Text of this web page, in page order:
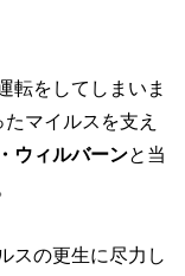
転をしてしまいま
マイルスを支え
ウィルバーンと当
スの更生に尽力し